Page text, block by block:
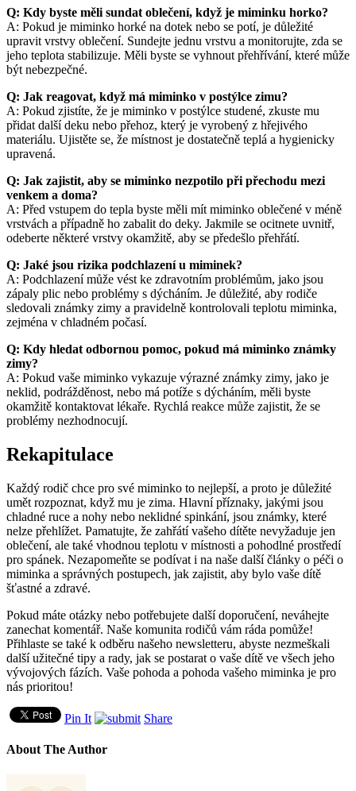
Q: Kdy byste měli sundat oblečení, když je miminku horko?
A: Pokud je miminko horké na dotek nebo se potí, je důležité
upravit vrstvy oblečení. Sundejte jednu vrstvu a monitorujte, zda se
jeho teplota stabilizuje. Měli byste se vyhnout přehřívání, které může
být nebezpečné.
Q: Jak reagovat, když má miminko v postýlce zimu?
A: Pokud zjistíte, že je miminko v postýlce studené, zkuste mu
přidat další deku nebo přehoz, který je vyrobený z hřejivého
materiálu. Ujistěte se, že místnost je dostatečně teplá a hygienicky
upravená.
Q: Jak zajistit, aby se miminko nezpotilo při přechodu mezi
venkem a doma?
A: Před vstupem do tepla byste měli mít miminko oblečené v méně
vrstvách a případně ho zabalit do deky. Jakmile se ocitnete uvnitř,
odeberte některé vrstvy okamžitě, aby se předešlo přehřátí.
Q: Jaké jsou rizika podchlazení u miminek?
A: Podchlazení může vést ke zdravotním problémům, jako jsou
zápaly plic nebo problémy s dýcháním. Je důležité, aby rodiče
sledovali známky zimy a pravidelně kontrolovali teplotu miminka,
zejména v chladném počasí.
Q: Kdy hledat odbornou pomoc, pokud má miminko známky
zimy?
A: Pokud vaše miminko vykazuje výrazné známky zimy, jako je
neklid, podrážděnost, nebo má potíže s dýcháním, měli byste
okamžitě kontaktovat lékaře. Rychlá reakce může zajistit, že se
problémy nezhodnocují.
Rekapitulace
Každý rodič chce pro své miminko to nejlepší, a proto je důležité
umět rozpoznat, když mu je zima. Hlavní příznaky, jakými jsou
chladné ruce a nohy nebo neklidné spinkání, jsou známky, které
nelze přehlížet. Pamatujte, že zahřátí vašeho dítěte nevyžaduje jen
oblečení, ale také vhodnou teplotu v místnosti a pohodlné prostředí
pro spánek. Nezapomeňte se podívat i na naše další články o péči o
miminka a správných postupech, jak zajistit, aby bylo vaše dítě
šťastné a zdravé.
Pokud máte otázky nebo potřebujete další doporučení, neváhejte
zanechat komentář. Naše komunita rodičů vám ráda pomůže!
Přihlaste se také k odběru našeho newsletteru, abyste nezmeškali
další užitečné tipy a rady, jak se postarat o vaše dítě ve všech jeho
vývojových fázích. Vaše pohoda a pohoda vašeho miminka je pro
nás prioritou!
Pin It Share
About The Author